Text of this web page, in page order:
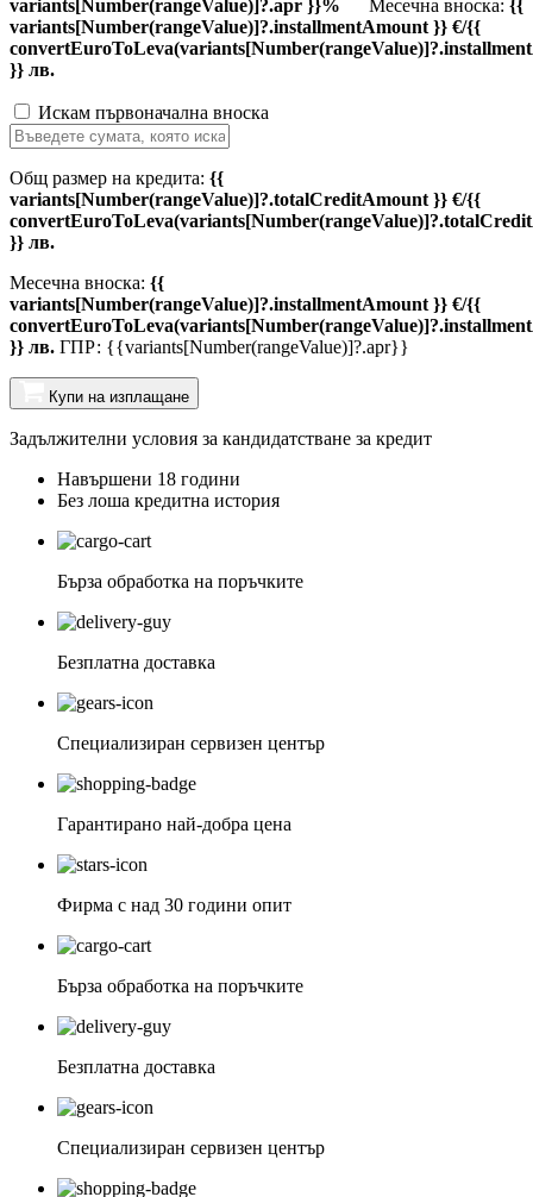
variants[Number(rangeValue)]?.apr }}% Месечна вноска: {{
variants[Number(rangeValue)]?.installmentAmount }} €/{{
}} лв.
Искам първоначална вноска
Общ размер на кредита: {{
variants[Number(rangeValue)]?.totalCreditAmount }} €/{{
}} лв.
Месечна вноска: {{
variants[Number(rangeValue)]?.installmentAmount }} €/{{
}} лв. ГПР: {{variants[Number(rangeValue)]?.apr}}
Купи на изплащане
Задължителни условия за кандидатстване за кредит
Навършени 18 години
Без лоша кредитна история
Бърза обработка на поръчките
Безплатна доставка
Специализиран сервизен център
Гарантирано най-добра цена
Фирма с над 30 години опит
Бърза обработка на поръчките
Безплатна доставка
Специализиран сервизен център